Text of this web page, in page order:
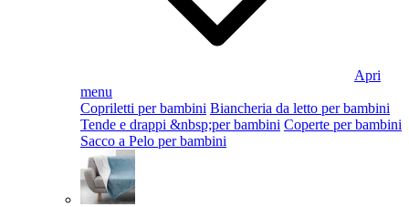
Apri
menu
Copriletti per bambini Biancheria da letto per bambini
Tende e drappi &nbsp;per bambini Coperte per bambini
Sacco a Pelo per bambini